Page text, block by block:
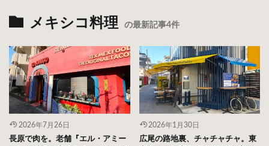
メキシコ料理 の最新記事4件
2026年7月26日
長原で肉を。老舗『エル・アミー
2026年1月30日
広尾の路地裏、チャチャチャ。東